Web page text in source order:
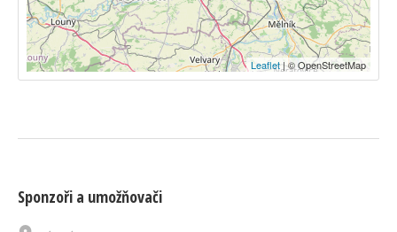
Leaflet| © OpenStreetMap
Sponzoři a umožňovači